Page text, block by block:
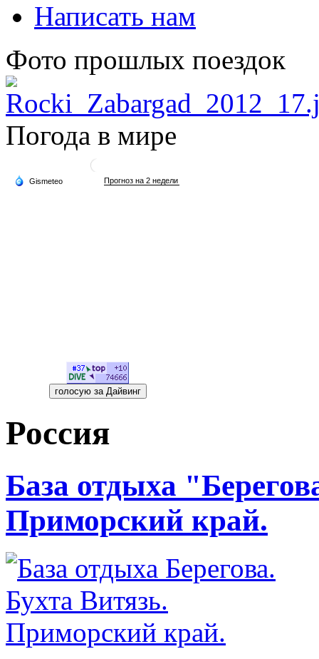
Написать нам
Фото прошлых поездок
Погода в мире
Россия
База отдыха
Приморский край.